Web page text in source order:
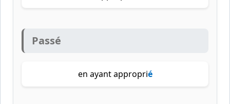
Passé
en ayant approprié